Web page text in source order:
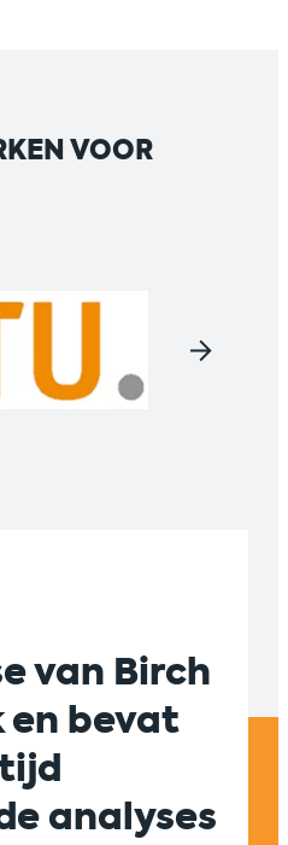
VOOR
van Birch
en bevat
analyses